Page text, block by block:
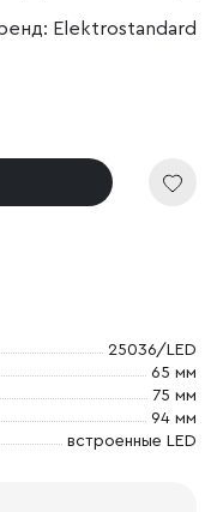
Elektrostandard
25036/LED
65 мм
75 мм
94 мм
встроенные LED